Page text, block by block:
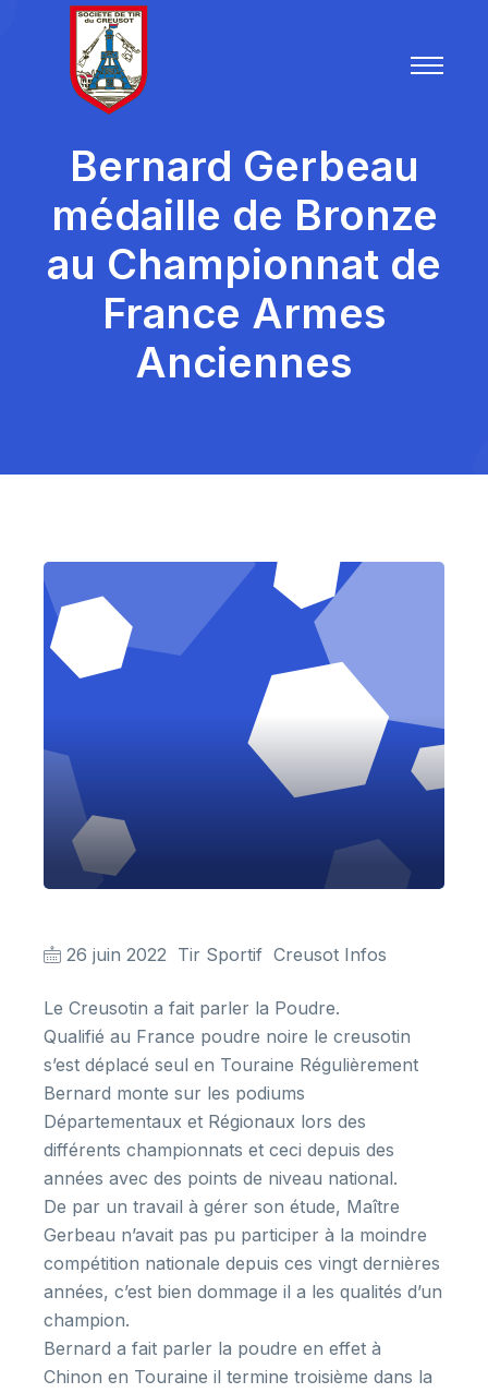
Bernard Gerbeau
médaille de Bronze
au Championnat de
France Armes
Anciennes
26 juin 2022 Tir Sportif Creusot Infos
Le Creusotin a fait parler la Poudre.
Qualifié au France poudre noire le creusotin
s’est déplacé seul en Touraine Régulièrement
Bernard monte sur les podiums
Départementaux et Régionaux lors des
différents championnats et ceci depuis des
années avec des points de niveau national.
De par un travail à gérer son étude, Maître
Gerbeau n’avait pas pu participer à la moindre
compétition nationale depuis ces vingt dernières
années, c’est bien dommage il a les qualités d’un
champion.
Bernard a fait parler la poudre en effet à
Chinon en Touraine il termine troisième dans la